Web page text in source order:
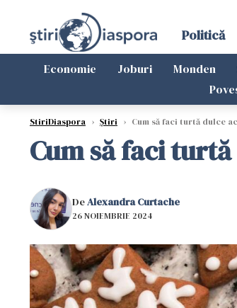
Politică
Economie Joburi Monden
StiriDiaspora › Știri › Cum să faci turtă dulce
Cum să faci
DeAlexandra Curtache
26 NOIEMBRIE 2024